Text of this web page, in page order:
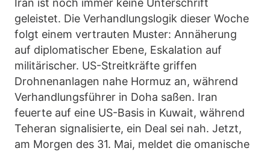
Iran ist noch immer keine Unterschrift
geleistet. Die Verhandlungslogik dieser Woche
folgt einem vertrauten Muster: Annäherung
auf diplomatischer Ebene, Eskalation auf
militärischer. US-Streitkräfte griffen
Drohnenanlagen nahe Hormuz an, während
Verhandlungsführer in Doha saßen. Iran
feuerte auf eine US-Basis in Kuwait, während
Teheran signalisierte, ein Deal sei nah. Jetzt,
am Morgen des 31. Mai, meldet die omanische